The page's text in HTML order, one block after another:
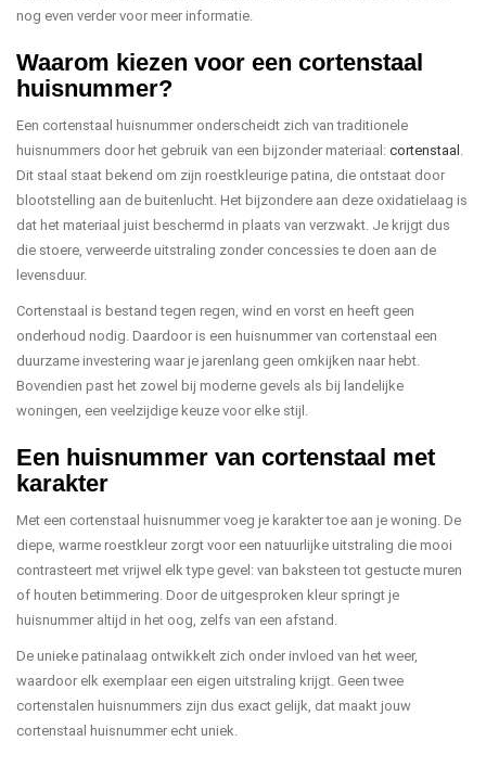
nog even verder voor meer informatie.
Waarom kiezen voor een cortenstaal
huisnummer?
Een cortenstaal huisnummer onderscheidt zich van traditionele
huisnummers door het gebruik van een bijzonder materiaal: cortenstaal .
Dit staal staat bekend om zijn roestkleurige patina, die ontstaat door
blootstelling aan de buitenlucht. Het bijzondere aan deze oxidatielaag is
dat het materiaal juist beschermd in plaats van verzwakt. Je krijgt dus
die stoere, verweerde uitstraling zonder concessies te doen aan de
levensduur.
Cortenstaal is bestand tegen regen, wind en vorst en heeft geen
onderhoud nodig. Daardoor is een huisnummer van cortenstaal een
duurzame investering waar je jarenlang geen omkijken naar hebt.
Bovendien past het zowel bij moderne gevels als bij landelijke
woningen, een veelzijdige keuze voor elke stijl.
Een huisnummer van cortenstaal met
karakter
Met een cortenstaal huisnummer voeg je karakter toe aan je woning. De
diepe, warme roestkleur zorgt voor een natuurlijke uitstraling die mooi
contrasteert met vrijwel elk type gevel: van baksteen tot gestucte muren
of houten betimmering. Door de uitgesproken kleur springt je
huisnummer altijd in het oog, zelfs van een afstand.
De unieke patinalaag ontwikkelt zich onder invloed van het weer,
waardoor elk exemplaar een eigen uitstraling krijgt. Geen twee
cortenstalen huisnummers zijn dus exact gelijk, dat maakt jouw
cortenstaal huisnummer echt uniek.